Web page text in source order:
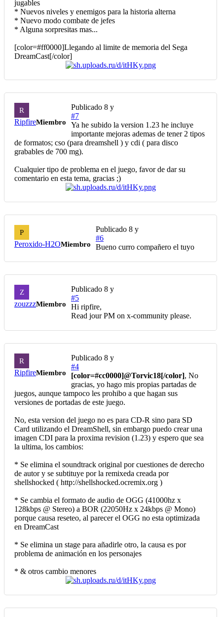
jugables
* Nuevos niveles y enemigos para la historia alterna
* Nuevo modo combate de jefes
* Alguna sorpresitas mas...
[color=#ff0000]Llegando al limite de memoria del Sega
DreamCast[/color]
R
RipfireMiembro
Publicado 8 y
#7
Ya he subido la version 1.23 he incluye
importante mejoras ademas de tener 2 tipos
de formatos; cso (para dreamshell ) y cdi ( para disco
grabables de 700 mg).
Cualquier tipo de problema en el juego, favor de dar su
comentario en esta tema, gracias ;)
P
Peroxido-H2OMiembro
Publicado 8 y
#6
Bueno curro compañero el tuyo
Z
zouzzzMiembro
Publicado 8 y
#5
Hi ripfire,
Read jour PM on x-community please.
R
RipfireMiembro
Publicado 8 y
#4
[color=#cc0000]@Torvic18[/color], No
gracias, yo hago mis propias partadas de
juegos, aunque tampoco les prohibo a que hagan sus
versiones de portadas de este juego.
No, esta version del juego no es para CD-R sino para SD
Card utilizando el DreamShell, sin embargo puedo crear una
imagen CDI para la proxima revision (1.23) y espero que sea
la ultima, los cambios:
* Se elimina el soundtrack original por cuestiones de derecho
de autor y se subtituye por la remixeda creada por
shellshocked ( http://shellshocked.ocremix.org )
* Se cambia el formato de audio de OGG (41000hz x
128kbps @ Stereo) a BOR (22050Hz x 24kbps @ Mono)
porque causa reseteo, al parecer el OGG no esta optimizada
en DreamCast
* Se elimina un stage para añadirle otro, la causa es por
problema de animación en los personajes
* & otros cambio menores